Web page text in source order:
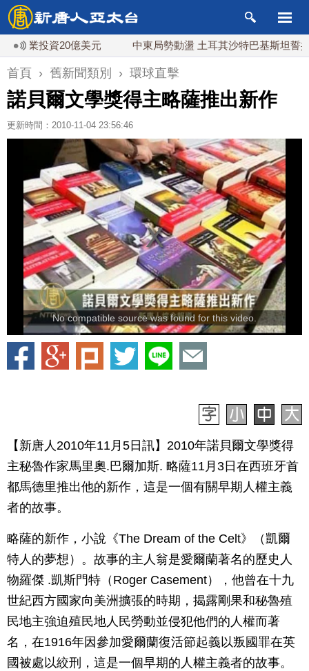
業投資20億美元 中東局勢動盪 土耳其沙特巴基斯坦誓共同
首頁 › 舊新聞類別 › 環球直擊
諾貝爾文學獎得主略薩推出新作
更新時間：2010-11-04 23:56:46
No compatible source was found for this video.
【新唐人2010年11月5日訊】2010年諾貝爾文學獎得
主秘魯作家馬里奧.巴爾加斯. 略薩11月3日在西班牙首
都馬德里推出他的新作，這是一個有關早期人權主義
者的故事。
略薩的新作，小說《The Dream of the Celt》（凱爾
特人的夢想）。故事的主人翁是愛爾蘭著名的歷史人
物羅傑 .凱斯門特（Roger Casement），他曾在十九
世紀西方國家向美洲擴張的時期，揭露剛果和秘魯殖
民地主強迫殖民地人民勞動並侵犯他們的人權而著
名，在1916年因參加愛爾蘭復活節起義以叛國罪在英
國被處以絞刑，這是一個早期的人權主義者的故事。